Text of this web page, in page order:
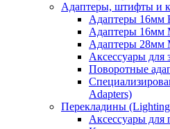
Адаптеры, штифты и
Адаптеры 16мм
Адаптеры 16мм
Адаптеры 28мм
Аксессуары для
Поворотные
Adapters)
Перекладины
Аксессуары для